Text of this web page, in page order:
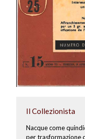
Il Collezionista
Nacque come
per trasformazione